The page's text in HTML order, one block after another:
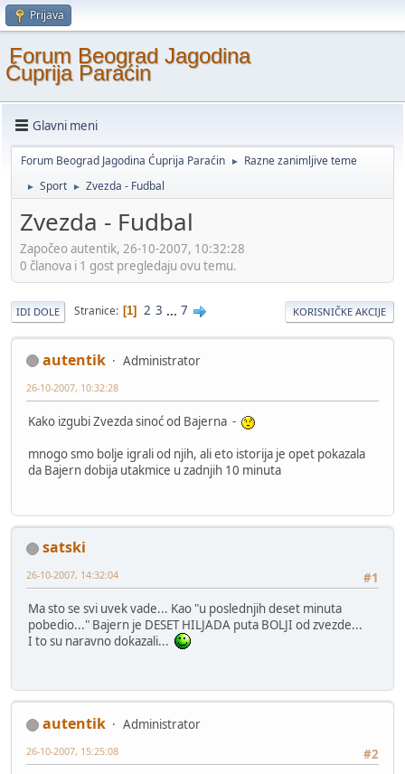
Prijava
Forum Beograd Jagodina
Ćuprija Paraćin
Glavni meni
Forum Beograd Jagodina Ćuprija Paraćin ► Razne zanimljive teme
► Sport ► Zvezda - Fudbal
Zvezda - Fudbal
Započeo autentik, 26-10-2007, 10:32:28
0 članova i 1 gost pregledaju ovu temu.
IDI DOLE Stranice 1 2 3 ... 7 KORISNIČKE AKCIJE
autentik Administrator
26-10-2007, 10:32:28
Kako izgubi Zvezda sinoć od Bajerna -
mnogo smo bolje igrali od njih, ali eto istorija je opet pokazala
da Bajern dobija utakmice u zadnjih 10 minuta
satski
#1
26-10-2007, 14:32:04
Ma sto se svi uvek vade... Kao "u poslednjih deset minuta
pobedio..." Bajern je DESET HILJADA puta BOLJI od zvezde...
I to su naravno dokazali...
autentik
Administrator
#2
26-10-2007, 15:25:08